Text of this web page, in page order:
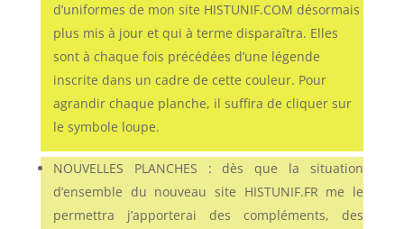
d’uniformes de mon site HISTUNIF.COM désormais
plus mis à jour et qui à terme disparaîtra. Elles
sont à chaque fois précédées d’une légende
inscrite dans un cadre de cette couleur. Pour
agrandir chaque planche, il suffira de cliquer sur
le symbole loupe.
NOUVELLES PLANCHES : dès que la situation
d’ensemble du nouveau site HISTUNIF.FR me le
permettra j’apporterai des compléments, des